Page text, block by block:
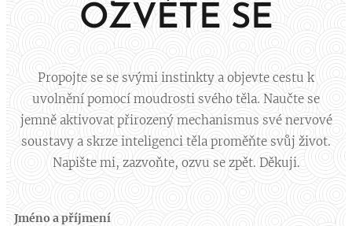
OZVĚTE SE
Propojte se se svými instinkty a objevte cestu k
uvolnění pomocí moudrosti svého těla. Naučte se
jemně aktivovat přirozený mechanismus své nervové
soustavy a skrze inteligenci těla proměňte svůj život.
Napište mi, zazvoňte, ozvu se zpět. Děkuji.
Jméno a příjmení